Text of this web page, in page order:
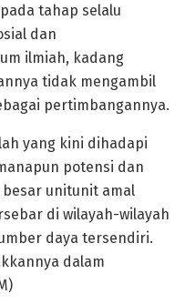
tahap selalu
dan
ilmiah, kadang
tidak mengambil
pertimbangannya.
yang kini dihadapi
potensi dan
unitunit amal
di wilayah-wilayah
daya tersendiri.
dalam